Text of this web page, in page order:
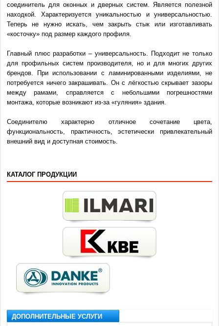
соединитель для оконных и дверных систем. Является полезной
находкой. Характеризуется уникальностью и универсальностью.
Теперь не нужно искать, чем закрыть стык или изготавливать
«косточку» под размер каждого профиля.
Главный плюс разработки – универсальность. Подходит не только
для профильных систем производителя, но и для многих других
брендов. При использовании с ламинированными изделиями, не
потребуется ничего закрашивать. Он с лёгкостью скрывает зазоры
между рамами, справляется с небольшими погрешностями
монтажа, которые возникают из-за «гуляния» здания.
Соединителю характерно отличное сочетание цвета,
функциональность, практичность, эстетически привлекательный
внешний вид и доступная стоимость.
КАТАЛОГ ПРОДУКЦИИ
ДОПОЛНИТЕЛЬНЫЕ УСЛУГИ